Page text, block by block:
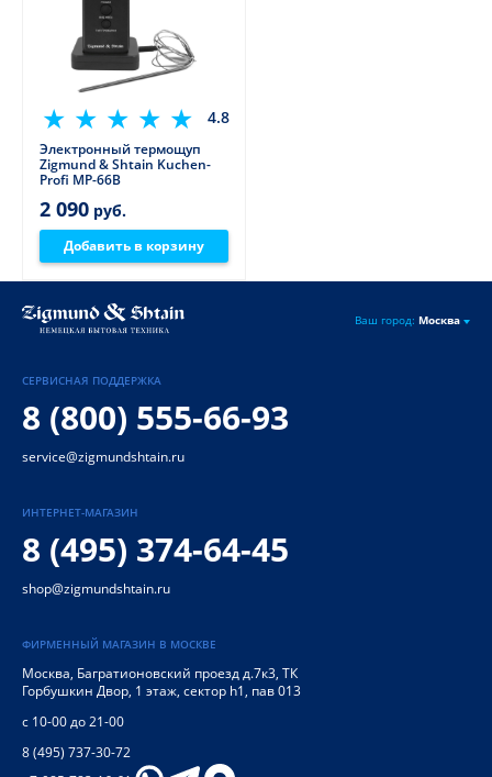
4.8
Электронный термощуп
Zigmund & Shtain Kuchen-
Profi MP-66B
2 090 руб.
Добавить в корзину
Ваш город: Москва
СЕРВИСНАЯ ПОДДЕРЖКА
8 (800) 555-66-93
service@zigmundshtain.ru
ИНТЕРНЕТ-МАГАЗИН
8 (495) 374-64-45
shop@zigmundshtain.ru
ФИРМЕННЫЙ МАГАЗИН В МОСКВЕ
Москва, Багратионовский проезд д.7к3, ТК
Горбушкин Двор, 1 этаж, сектор h1, пав 013
с 10-00 до 21-00
8 (495) 737-30-72